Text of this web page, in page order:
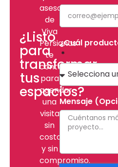
¿Listo
para
transformar
tus
espacios?
asesor
de
Viva
Persianas
te
contactará
para
agendar
una
visita
sin
costo
y sin
compromiso.
¿Cuál
Mensaje